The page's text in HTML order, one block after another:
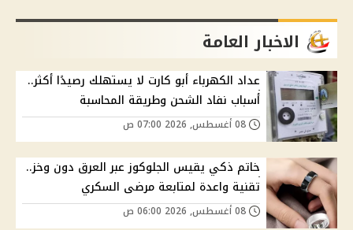
الاخبار العامة
عداد الكهرباء أبو كارت لا يستهلك رصيدًا أكثر..
أسباب نفاد الشحن وطريقة المحاسبة
خاتم ذكي يقيس الجلوكوز عبر العرق دون وخز..
تقنية واعدة لمتابعة مرضى السكري